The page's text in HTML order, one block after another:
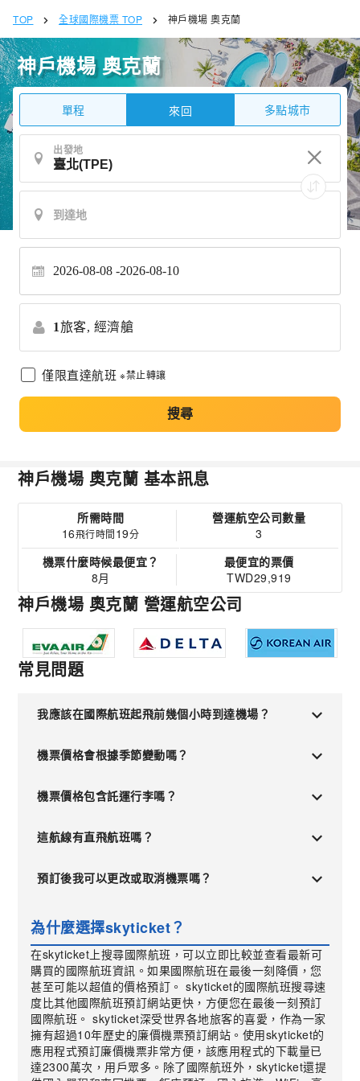
TOP 全球國際機票 TOP 神戶機場 奧克蘭
神戶機場 奧克蘭
單程 來回 多點城市
出發地
2026-08-08 2026-08-10
1旅客, 經濟艙
僅限直達航班 ※禁止轉讓
搜尋
神戶機場 奧克蘭 基本訊息
所需時間
16飛行時間19分
營運航空公司數量
3
機票什麼時候最便宜？
8月
最便宜的票價
TWD29,919
神戶機場 奧克蘭 營運航空公司
常見問題
我應該在國際航班起飛前幾個小時到達機場？
機票價格會根據季節變動嗎？
機票價格包含託運行李嗎？
這航線有直飛航班嗎？
預訂後我可以更改或取消機票嗎？
為什麼選擇skyticket？
在skyticket上搜尋國際航班，可以立即比較並查看最新可
購買的國際航班資訊。如果國際航班在最後一刻降價，您
甚至可能以超值的價格預訂。 skyticket的國際航班搜尋速
度比其他國際航班預訂網站更快，方便您在最後一刻預訂
國際航班。 skyticket深受世界各地旅客的喜愛，作為一家
擁有超過10年歷史的廉價機票預訂網站。使用skyticket的
應用程式預訂廉價機票非常方便，該應用程式的下載量已
達2300萬次，用戶眾多。除了國際航班外，skyticket還提